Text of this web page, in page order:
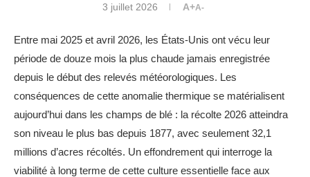
3 juillet 2026 A+A-
Entre mai 2025 et avril 2026, les États-Unis ont vécu leur
période de douze mois la plus chaude jamais enregistrée
depuis le début des relevés météorologiques. Les
conséquences de cette anomalie thermique se matérialisent
aujourd’hui dans les champs de blé : la récolte 2026 atteindra
son niveau le plus bas depuis 1877, avec seulement 32,1
millions d’acres récoltés. Un effondrement qui interroge la
viabilité à long terme de cette culture essentielle face aux